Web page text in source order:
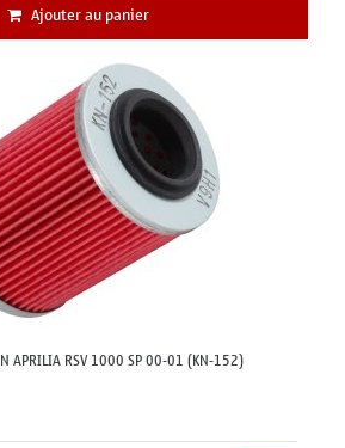
Ajouter au panier
APRILIA RSV 1000 SP 00-01 (KN-152)